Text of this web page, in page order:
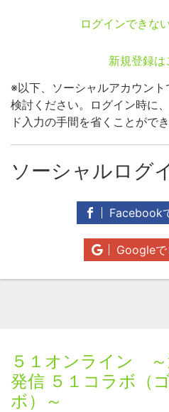
ログインできな
新規登録は
※以下、ソーシャルアカウン
検討ください。ログイン時に
ド入力の手間を省くことができ
ソーシャルログ
Facebook
Googleで
５１オンライン
発信 ５１コラボ（
ボ）～